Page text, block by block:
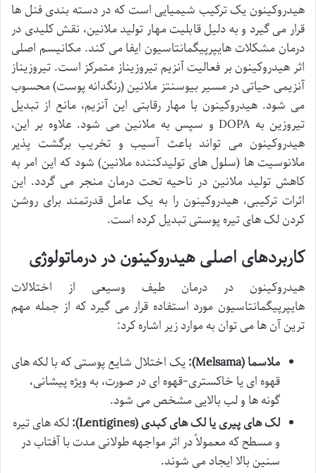
هیدروکینون یک ترکیب شیمیایی است که در دسته بندی فنل ها
قرار می گیرد و به دلیل قابلیت مهار تولید ملانین، نقش کلیدی در
درمان مشکلات هایپرپیگمانتاسیون ایفا می کند. مکانیسم اصلی
اثر هیدروکینون بر فعالیت آنزیم تیروزیناز متمرکز است. تیروزیناز
آنزیمی حیاتی در مسیر بیوسنتز ملانین (رنگدانه پوست) محسوب
می شود. هیدروکینون با مهار رقابتی این آنزیم، مانع از تبدیل
تیروزین به DOPA و سپس به ملانین می شود. علاوه بر این،
هیدروکینون می تواند باعث آسیب و تخریب برگشت پذیر
ملانوسیت ها (سلول های تولیدکننده ملانین) شود که این امر به
کاهش تولید ملانین در ناحیه تحت درمان منجر می گردد. این
اثرات ترکیبی، هیدروکینون را به یک عامل قدرتمند برای روشن
کردن لک های تیره پوستی تبدیل کرده است.
کاربردهای اصلی هیدروکینون در درماتولوژی
هیدروکینون در درمان طیف وسیعی از اختلالات
هایپرپیگمانتاسیون مورد استفاده قرار می گیرد که از جمله مهم
ترین آن ها می توان به موارد زیر اشاره کرد:
ملاسما (Melsama):
یک اختلال شایع پوستی که با لکه های
قهوه ای یا خاکستری-قهوه ای در صورت، به ویژه پیشانی،
گونه ها و لب بالایی مشخص می شود.
لک های پیری یا لک های کبدی (Lentigines):
لکه های تیره
و مسطح که معمولاً در اثر مواجهه طولانی مدت با آفتاب در
سنین بالا ایجاد می شوند.